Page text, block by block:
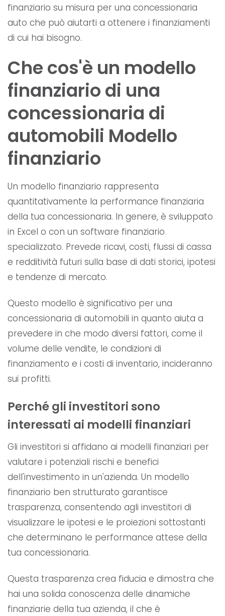
finanziario su misura per una concessionaria
auto che può aiutarti a ottenere i finanziamenti
di cui hai bisogno.
Che cos'è un modello
finanziario di una
concessionaria di
automobili Modello
finanziario
Un modello finanziario rappresenta
quantitativamente la performance finanziaria
della tua concessionaria. In genere, è sviluppato
in Excel o con un software finanziario
specializzato. Prevede ricavi, costi, flussi di cassa
e redditività futuri sulla base di dati storici, ipotesi
e tendenze di mercato.
Questo modello è significativo per una
concessionaria di automobili in quanto aiuta a
prevedere in che modo diversi fattori, come il
volume delle vendite, le condizioni di
finanziamento e i costi di inventario, incideranno
sui profitti.
Perché gli investitori sono
interessati ai modelli finanziari
Gli investitori si affidano ai modelli finanziari per
valutare i potenziali rischi e benefici
dell'investimento in un'azienda. Un modello
finanziario ben strutturato garantisce
trasparenza, consentendo agli investitori di
visualizzare le ipotesi e le proiezioni sottostanti
che determinano le performance attese della
tua concessionaria.
Questa trasparenza crea fiducia e dimostra che
hai una solida conoscenza delle dinamiche
finanziarie della tua azienda, il che è